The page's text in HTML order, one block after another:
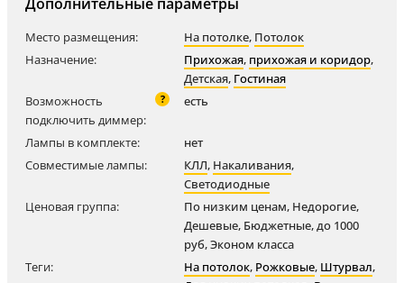
Место размещения: На потолке, Потолок
Назначение:
Прихожая, прихожая и коридор,
Детская, Гостиная
Возможность
подключить диммер:
? есть
Лампы в комплекте:
нет
Совместимые лампы:
КЛЛ, Накаливания,
Светодиодные
Ценовая группа:
По низким ценам, Недорогие,
Дешевые, Бюджетные, до 1000
руб, Эконом класса
Теги:
На потолок, Рожковые, Штурвал,